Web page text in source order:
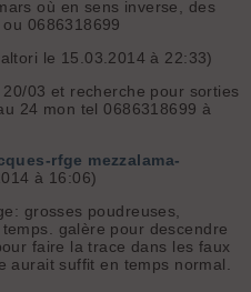
où en sens inverse, des
0686318699
le 15.03.2014 à 22:33)
03 et recherche pour sorties
24 mon tel 0686318699 à
rfge mezzalama-
à 16:06)
grosses poudreuses,
galère pour descendre
faire la trace dans les faux
aurait suffit en temps normal.